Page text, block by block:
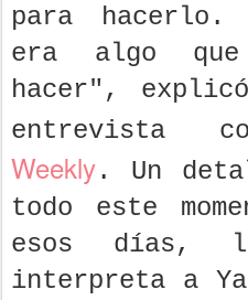
para hacerlo.
era algo que
hacer",
entrevista
Weekly. Un
todo este
esos días,
interpreta a